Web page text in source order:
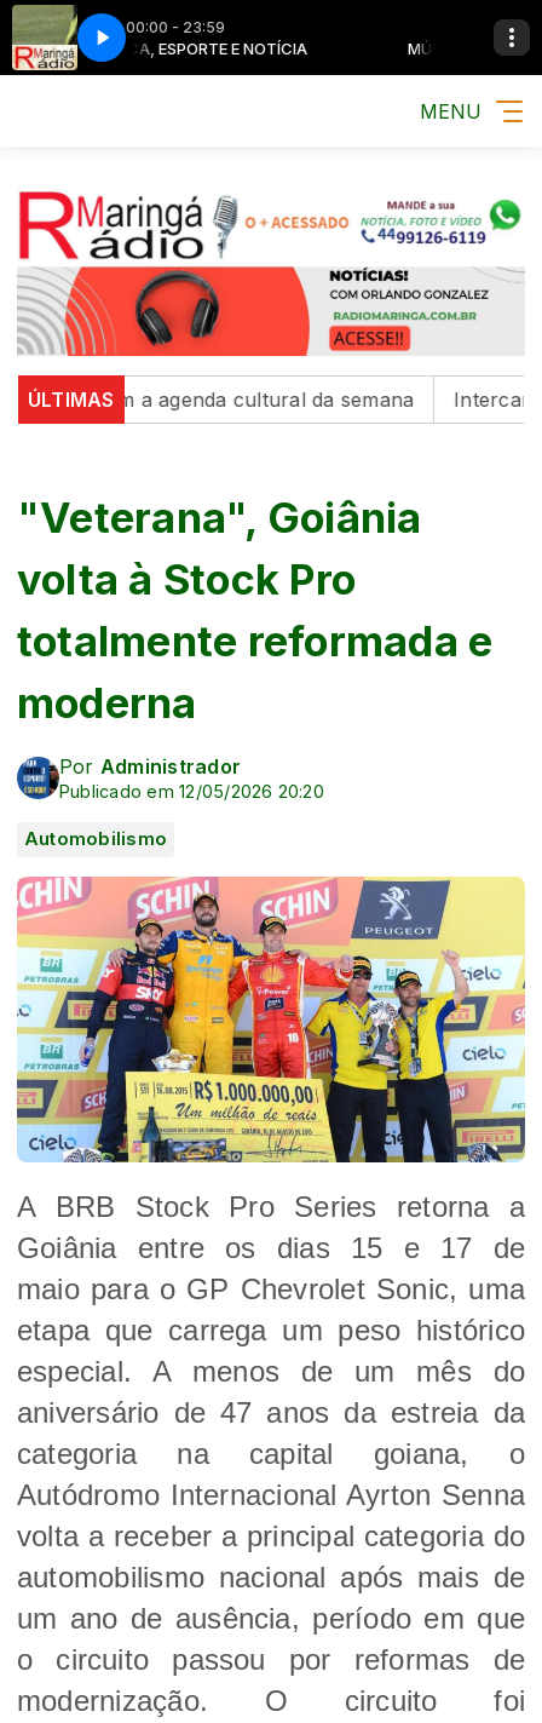
00:00 - 23:59
MÚSICA, ESPORTE E NOTÍCIA MÚSICA, ESPORTE E NOTÍCIA
MENU
ÚLTIMAS
a agenda cultural da semana Intercambistas de
"Veterana", Goiânia
volta à Stock Pro
totalmente reformada e
moderna
Por Administrador
Publicado em 12/05/2026 20:20
Automobilismo
A BRB Stock Pro Series retorna a
Goiânia entre os dias 15 e 17 de
maio para o GP Chevrolet Sonic, uma
etapa que carrega um peso histórico
especial. A menos de um mês do
aniversário de 47 anos da estreia da
categoria na capital goiana, o
Autódromo Internacional Ayrton Senna
volta a receber a principal categoria do
automobilismo nacional após mais de
um ano de ausência, período em que
o circuito passou por reformas de
modernização. O circuito foi